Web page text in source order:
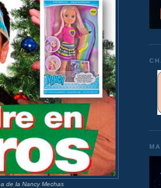
de la Nancy Mechas